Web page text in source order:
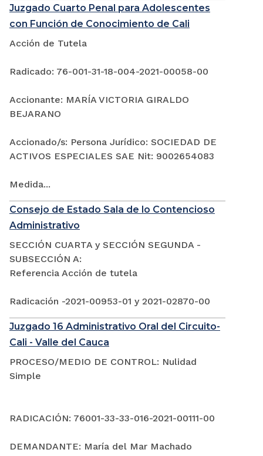
Juzgado Cuarto Penal para Adolescentes
con Función de Conocimiento de Cali
Acción de Tutela
Radicado: 76-001-31-18-004-2021-00058-00
Accionante: MARÍA VICTORIA GIRALDO
BEJARANO
Accionado/s: Persona Jurídico: SOCIEDAD DE
ACTIVOS ESPECIALES SAE Nit: 9002654083
Medida...
Consejo de Estado Sala de lo Contencioso
Administrativo
SECCIÓN CUARTA y SECCIÓN SEGUNDA -
SUBSECCIÓN A:
Referencia Acción de tutela
Radicación -2021-00953-01 y 2021-02870-00
Juzgado 16 Administrativo Oral del Circuito-
Cali - Valle del Cauca
PROCESO/MEDIO DE CONTROL: Nulidad
Simple
RADICACIÓN: 76001-33-33-016-2021-00111-00
DEMANDANTE: María del Mar Machado